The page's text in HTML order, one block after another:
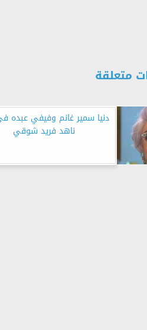
متعلقة
دنيا سمير غانم وفيفي عبده
ناهد فريد شوقي